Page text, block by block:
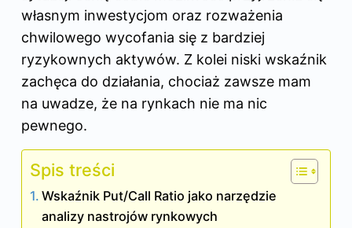
własnym inwestycjom oraz rozważenia
chwilowego wycofania się z bardziej
ryzykownych aktywów. Z kolei niski wskaźnik
zachęca do działania, chociaż zawsze mam
na uwadze, że na rynkach nie ma nic
pewnego.
Spis treści
Wskaźnik Put/Call Ratio jako narzędzie
analizy nastrojów rynkowych